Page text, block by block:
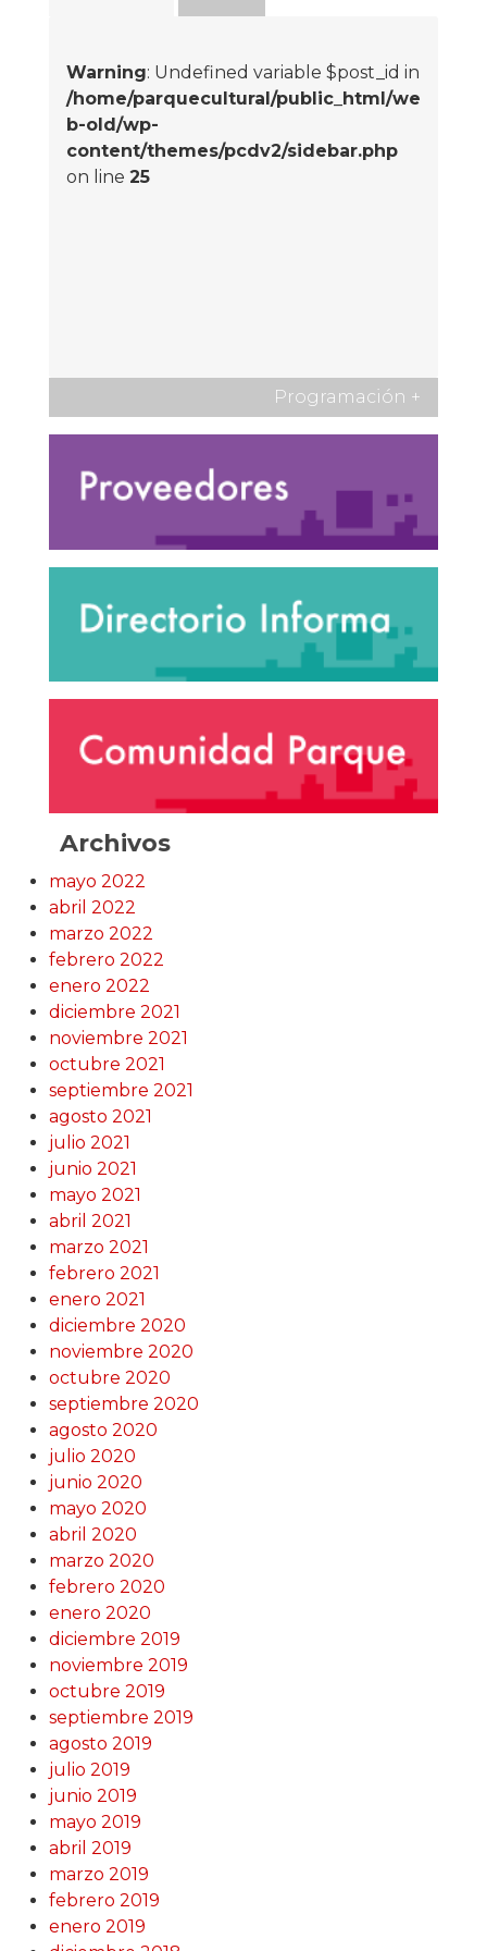
Warning: Undefined variable $post_id in
/home/parquecultural/public_html/we
b-old/wp-
content/themes/pcdv2/sidebar.php
on line 25
Programación +
Archivos
mayo 2022
abril 2022
marzo 2022
febrero 2022
enero 2022
diciembre 2021
noviembre 2021
octubre 2021
septiembre 2021
agosto 2021
julio 2021
junio 2021
mayo 2021
abril 2021
marzo 2021
febrero 2021
enero 2021
diciembre 2020
noviembre 2020
octubre 2020
septiembre 2020
agosto 2020
julio 2020
junio 2020
mayo 2020
abril 2020
marzo 2020
febrero 2020
enero 2020
diciembre 2019
noviembre 2019
octubre 2019
septiembre 2019
agosto 2019
julio 2019
junio 2019
mayo 2019
abril 2019
marzo 2019
febrero 2019
enero 2019